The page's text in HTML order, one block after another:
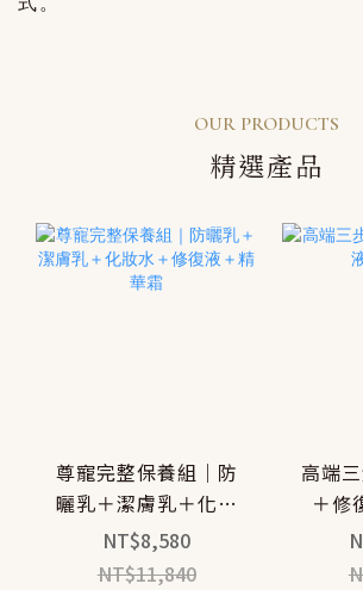
OUR PRODUCTS
精選產品
尊寵完整保養組｜防
曬乳＋潔膚乳＋化妝
水＋修復液＋精華霜
NT$8,580
NT$11,840
高端
＋修